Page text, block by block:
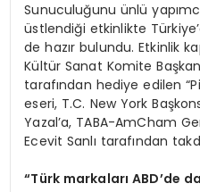
Sunuculuğunu ünlü
üstlendiği etkinlikte
de hazır bulundu. Etkinlik
Kültür Sanat Komite
tarafından hediye edilen
eseri, T.C. New York
Yazal’a, TABA-AmCham
Ecevit Sanlı tarafından
“Türk markaları ABD’de